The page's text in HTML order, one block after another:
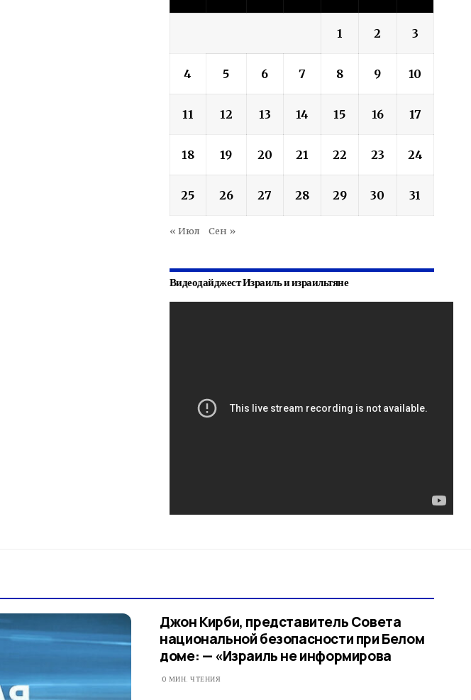
1 2 3
4 5 6 7 8 9 10
11 12 13 14 15 16 17
18 19 20 21 22 23 24
25 26 27 28 29 30 31
« Июл Сен »
Видеодайджест Израиль и израильтяне
Джон Кирби, представитель Совета
национальной безопасности при Белом
доме: — «Израиль не информирова
0 МИН. ЧТЕНИЯ